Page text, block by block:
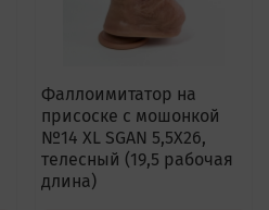
Фаллоимитатор на
присоске с мошонкой
№14 XL SGAN 5,5X26,
телесный (19,5 рабочая
длина)